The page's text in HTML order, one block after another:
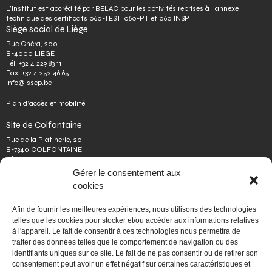
Gérer le consentement aux
cookies
Afin de fournir les meilleures expériences, nous utilisons des technologies
telles que les cookies pour stocker et/ou accéder aux informations relatives
à l'appareil. Le fait de consentir à ces technologies nous permettra de
traiter des données telles que le comportement de navigation ou des
identifiants uniques sur ce site. Le fait de ne pas consentir ou de retirer son
consentement peut avoir un effet négatif sur certaines caractéristiques et
L’Institut est accrédité par BELAC pour les activités reprises à l’annexe
technique des certificats 060-TEST, 060-PT et 060 INSP
Siège social de Liège
Rue Chéra, 200
B-4000 LIEGE
Tél. +32 4 229 83 11
Fax. +32 4 252 46 65
info@issep.be
Plan d’accès et mobilité
Site de Colfontaine
Rue de la Platinerie, 20
B-7340 COLFONTAINE
Tél.+32 65 610 813
colfontaine@issep.be
Qui sommes-nous
Travailler chez nous
Effectuer un stage
Poser une question
Autres
Vie privée